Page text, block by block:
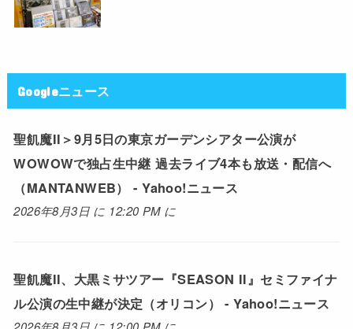
Googleニュース
聖飢魔II＞9月5日の東京ガーデンシアター公演が
WOWOWで独占生中継 過去ライブ4本も放送・配信へ
（MANTANWEB） - Yahoo!ニュース
2026年8月3日 に 12:20 PM に
聖飢魔II、大黒ミサツアー『SEASON II』セミファイナ
ル公演の生中継が決定（オリコン） - Yahoo!ニュース